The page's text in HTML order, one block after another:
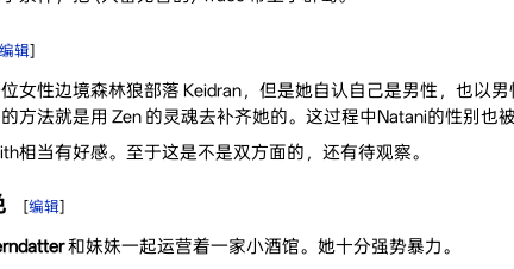
辑]
女性边境森林狼部落 Keidran，但是她自认自己是男性，也以
方法就是用 Zen 的灵魂去补齐她的。这过程中Natani的性别也被
相当有好感。至于这是不是双方面的，还有待观察。
[编辑]
和妹妹一起运营着一家小酒馆。她十分强势暴力。